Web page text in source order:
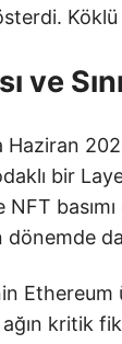
Köklü
Haziran
bir
kritik